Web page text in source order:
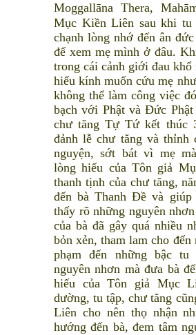
Moggallāna Thera,
Mục Kiền Liên sau khi tu
chạnh lòng nhớ đến ân
để xem mẹ mình ở đâu.
trong cái cảnh giới đau
hiếu kính muốn cứu mẹ
không thể làm công việc
bạch với Phật và Đức
chư tăng Tự Tứ kết thúc
đảnh lễ chư tăng và thỉnh
nguyện, sớt bát vì mẹ
lòng hiếu của Tôn giả
thanh tịnh của chư tăng,
đến bà Thanh Đề và
thấy rõ những nguyên
của bà đã gây quá nhiều
bỏn xẻn, tham lam cho đến
phạm đến những bậc
nguyên nhơn mà đưa bà
hiếu của Tôn giả Mục
dường, tu tập, chư tăng
Liên cho nên thọ nhận
hướng đến bà, đem tâm